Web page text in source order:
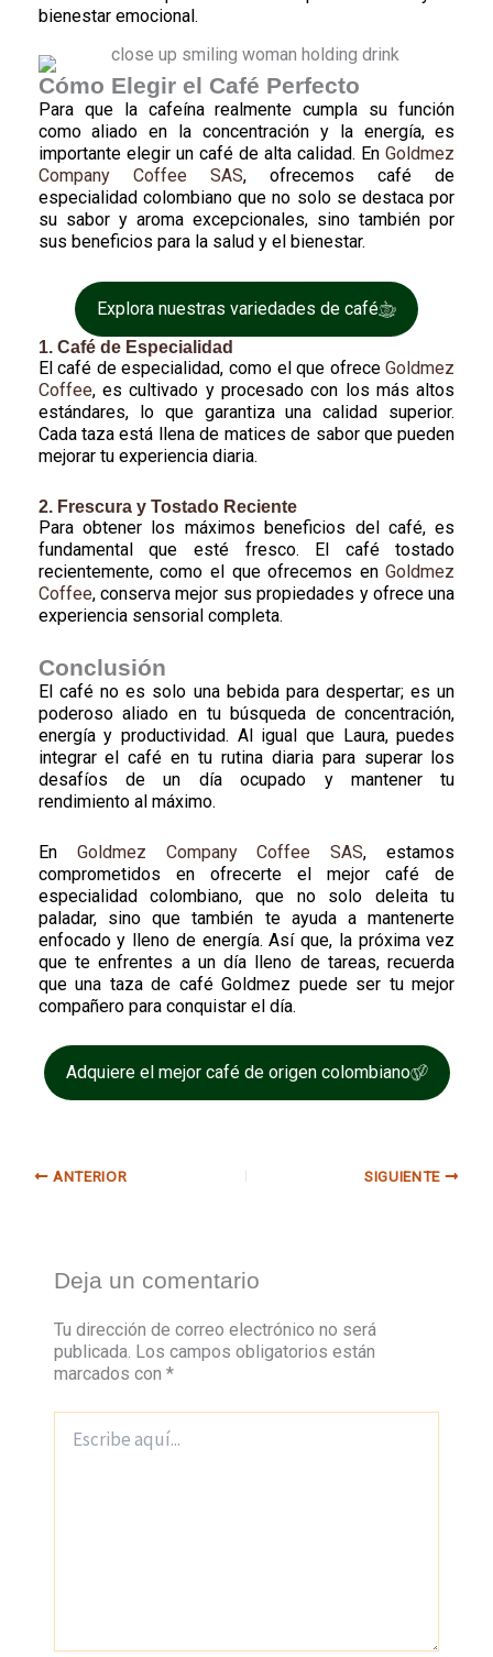
bienestar emocional.
Cómo Elegir el Café Perfecto
Para que la cafeína realmente cumpla su función
como aliado en la concentración y la energía, es
importante elegir un café de alta calidad. EnGoldmez
Company Coffee SAS, ofrecemos café de
especialidad colombiano que no solo se destaca por
su sabor y aroma excepcionales, sino también por
sus beneficios para la salud y el bienestar.
Explora nuestras variedades de café
1. Café de Especialidad
El café de especialidad, como el que ofreceGoldmez
Coffee, es cultivado y procesado con los más altos
estándares, lo que garantiza una calidad superior.
Cada taza está llena de matices de sabor que pueden
mejorar tu experiencia diaria.
2. Frescura y Tostado Reciente
Para obtener los máximos beneficios del café, es
fundamental que esté fresco. El café tostado
recientemente, como el que ofrecemos enGoldmez
Coffee, conserva mejor sus propiedades y ofrece una
experiencia sensorial completa.
Conclusión
El café no es solo una bebida para despertar; es un
poderoso aliado en tu búsqueda de concentración,
energía y productividad. Al igual que Laura, puedes
integrar el café en tu rutina diaria para superar los
desafíos de un día ocupado y mantener tu
rendimiento al máximo.
En Goldmez Company Coffee SAS, estamos
comprometidos en ofrecerte el mejor café de
especialidad colombiano, que no solo deleita tu
paladar, sino que también te ayuda a mantenerte
enfocado y lleno de energía. Así que, la próxima vez
que te enfrentes a un día lleno de tareas, recuerda
que una taza de café Goldmez puede ser tu mejor
compañero para conquistar el día.
Adquiere el mejor café de origen colombiano
ANTERIOR SIGUIENTE
Deja un comentario
Tu dirección de correo electrónico no será
publicada. Los campos obligatorios están
marcados con *
aquí...